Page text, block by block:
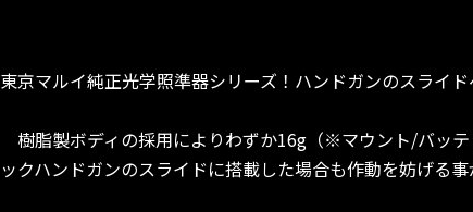
東京マルイ純正光学照準器シリーズ！ハンドガンのスライ
樹脂製ボディの採用によりわずか16g（※マウント/バッ
ックハンドガンのスライドに搭載した場合も作動を妨げる